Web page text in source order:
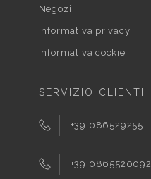
Negozi
Informativa privacy
Informativa cookie
SERVIZIO CLIENTI
+39 086529255
+39 0865520092